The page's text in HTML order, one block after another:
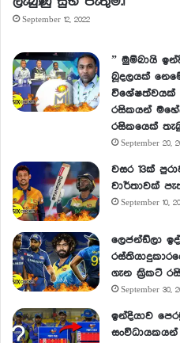
September 12, 2022
” මුම්බායි
බූදලයක්
විශේෂත්වයක්
රසිකයන්
රසිකයෙක්
September 20,
වසර 13ක්
වාර්තාවක්
September 10,
ලෙජන්ඩ්ලා
ගැන ක්‍රිකට්
September 30,
ඉන්දියාව